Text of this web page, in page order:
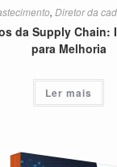
, Diretor da
da Supply Chain:
para Melhoria
Ler mais